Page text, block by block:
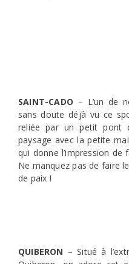
SAINT-CADO – L’un de
sans doute déjà vu ce
reliée par un petit pont
paysage avec la petite
qui donne l’impression de
Ne manquez pas de faire
de paix !
QUIBERON – Situé à